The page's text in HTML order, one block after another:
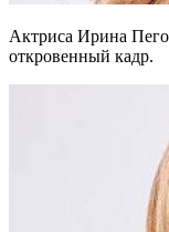
Актриса Ирина
откровенный кадр.